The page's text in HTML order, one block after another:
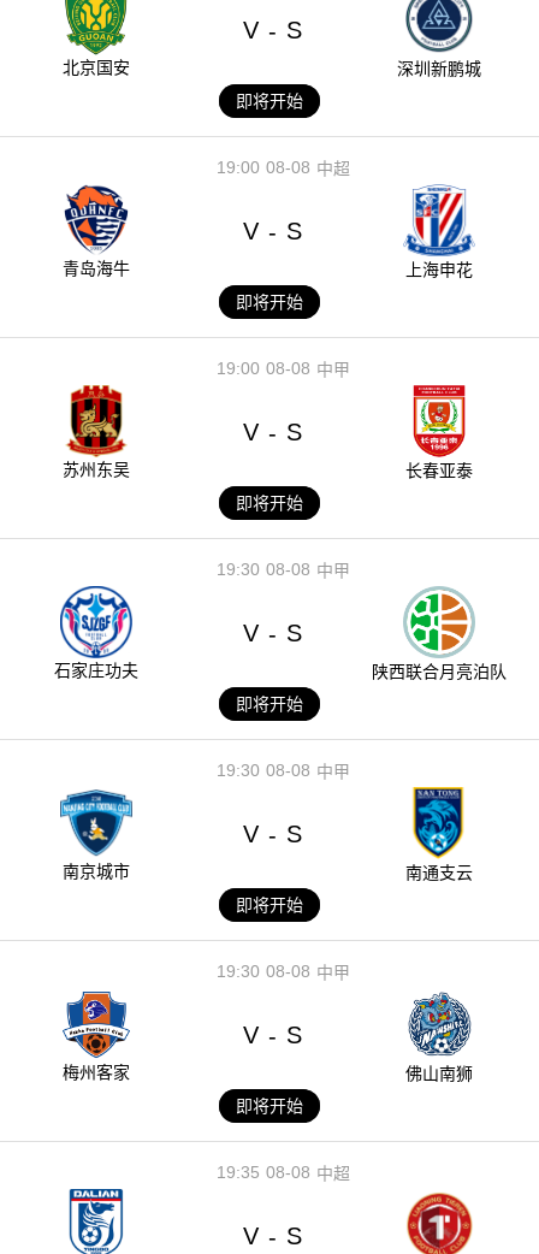
北京国安
V - S
深圳新鹏城
即将开始
08-08
19:00 中超
青岛海牛
V - S
上海申花
即将开始
08-08
19:00 中甲
苏州东吴
V - S
长春亚泰
即将开始
08-08
19:30 中甲
石家庄功夫
V - S
陕西联合月亮泊队
即将开始
08-08
19:30 中甲
南京城市
V - S
南通支云
即将开始
08-08
19:30 中甲
梅州客家
V - S
佛山南狮
即将开始
08-08
19:35 中超
V - S